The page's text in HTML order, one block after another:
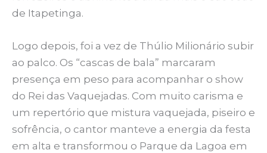
de Itapetinga.
Logo depois, foi a vez de Thúlio Milionário subir
ao palco. Os “cascas de bala” marcaram
presença em peso para acompanhar o show
do Rei das Vaquejadas. Com muito carisma e
um repertório que mistura vaquejada, piseiro e
sofrência, o cantor manteve a energia da festa
em alta e transformou o Parque da Lagoa em